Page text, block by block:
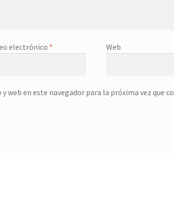
electrónico * Web
web en este navegador para la próxima vez que